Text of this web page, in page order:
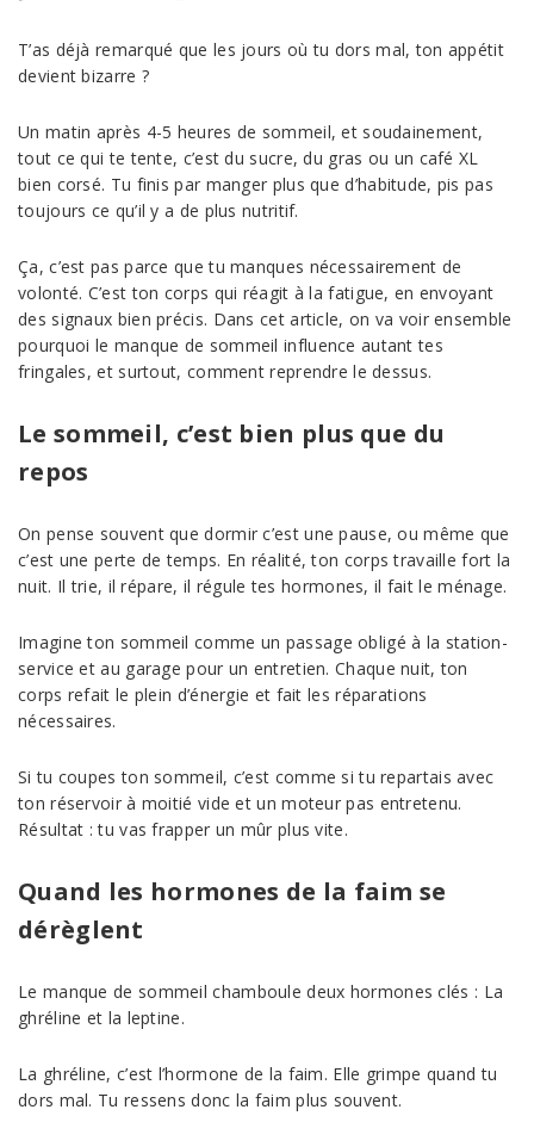
T’as déjà remarqué que les jours où tu dors mal, ton appétit
devient bizarre ?
Un matin après 4-5 heures de sommeil, et soudainement,
tout ce qui te tente, c’est du sucre, du gras ou un café XL
bien corsé. Tu finis par manger plus que d’habitude, pis pas
toujours ce qu’il y a de plus nutritif.
Ça, c’est pas parce que tu manques nécessairement de
volonté. C’est ton corps qui réagit à la fatigue, en envoyant
des signaux bien précis. Dans cet article, on va voir ensemble
pourquoi le manque de sommeil influence autant tes
fringales, et surtout, comment reprendre le dessus.
Le sommeil, c’est bien plus que du
repos
On pense souvent que dormir c’est une pause, ou même que
c’est une perte de temps. En réalité, ton corps travaille fort la
nuit. Il trie, il répare, il régule tes hormones, il fait le ménage.
Imagine ton sommeil comme un passage obligé à la station-
service et au garage pour un entretien. Chaque nuit, ton
corps refait le plein d’énergie et fait les réparations
nécessaires.
Si tu coupes ton sommeil, c’est comme si tu repartais avec
ton réservoir à moitié vide et un moteur pas entretenu.
Résultat : tu vas frapper un mûr plus vite.
Quand les hormones de la faim se
dérèglent
Le manque de sommeil chamboule deux hormones clés : La
ghréline et la leptine.
La ghréline, c’est l’hormone de la faim. Elle grimpe quand tu
dors mal. Tu ressens donc la faim plus souvent.